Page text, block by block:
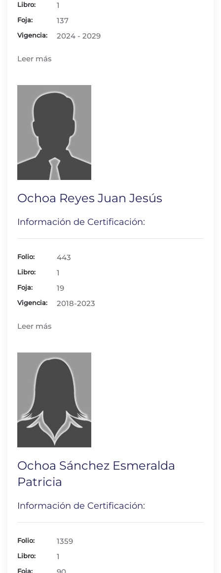
Libro: 1
Foja: 137
Vigencia: 2024 - 2029
Leer más
Ochoa Reyes Juan Jesús
Información de Certificación:
Folio: 443
Libro: 1
Foja: 19
Vigencia: 2018-2023
Leer más
Ochoa Sánchez Esmeralda
Patricia
Información de Certificación:
Folio: 1359
Libro: 1
Foja: